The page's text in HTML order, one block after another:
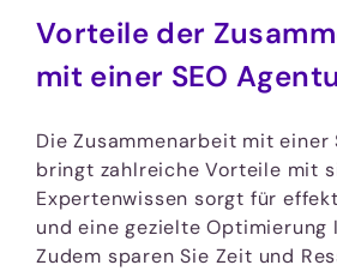
Vorteile der
mit einer SEO
Die Zusammenarbeit mit einer
bringt zahlreiche Vorteile mit
Expertenwissen sorgt für
und eine gezielte Optimierung
Zudem sparen Sie Zeit und